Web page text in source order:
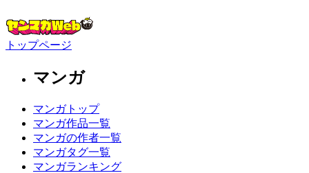
トップページ
マンガ
マンガトップ
マンガ作品一覧
マンガの作者一覧
マンガタグ一覧
マンガランキング